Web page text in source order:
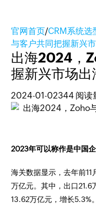
官网首页/CRM系统选
与客户共同把握新兴
出海2024，
握新兴市场出
2024-01-02344 阅读
2023年可以称作是中国企
海关数据显示，去年前
万亿元。其中，出口21.6
13.62万亿元，增长5.3%。